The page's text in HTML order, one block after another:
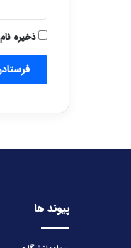
ذخیره
پیوند ها